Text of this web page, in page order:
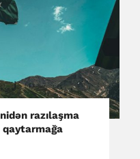
razılaşma
qaytarmağa